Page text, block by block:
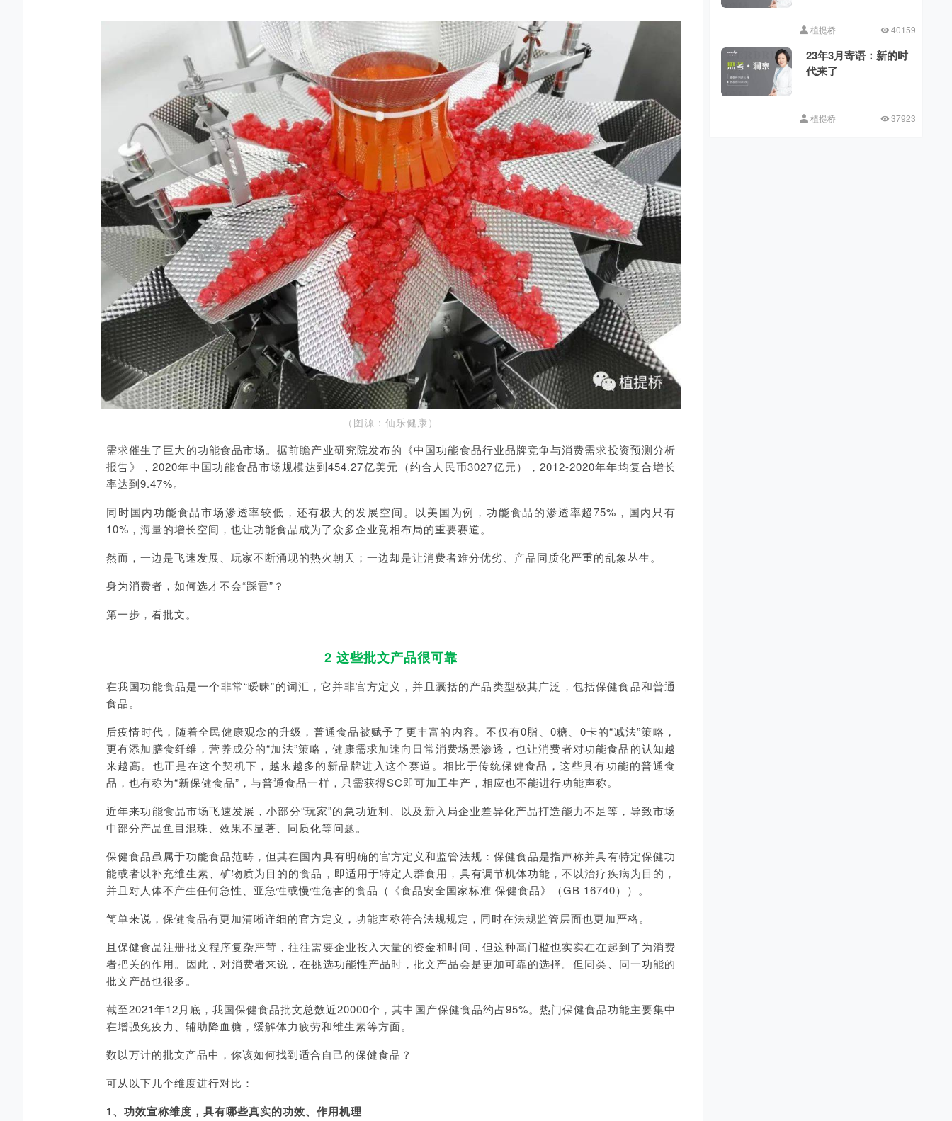
（图源：仙乐健康 ）
需求催生了巨大的功能食品市场。据前瞻产业研究院发布的《中国功能食品行业品牌竞争与消费需求投资预测分析
报告》，2020年中国功能食品市场规模达到454.27亿美元（约合人民币3027亿元），2012-2020年年均复合增长
率达到9.47%。
同时国内功能食品市场渗透率较低，还有极大的发展空间。以美国为例，功能食品的渗透率超75%，国内只有
10%，海量的增长空间，也让功能食品成为了众多企业竞相布局的重要赛道。
然而，一边是飞速发展、玩家不断涌现的热火朝天；一边却是让消费者难分优劣、产品同质化严重的乱象丛生。
身为消费者，如何选才不会“踩雷”？
第一步，看批文。
2 这些批文产品很可靠
在我国功能食品是一个非常“暧昧”的词汇，它并非官方定义，并且囊括的产品类型极其广泛，包括保健食品和普通
食品。
后疫情时代，随着全民健康观念的升级，普通食品被赋予了更丰富的内容。不仅有0脂、0糖、0卡的“减法”策略，
更有添加膳食纤维，营养成分的“加法”策略，健康需求加速向日常消费场景渗透，也让消费者对功能食品的认知越
来越高。也正是在这个契机下，越来越多的新品牌进入这个赛道。相比于传统保健食品，这些具有功能的普通食
品，也有称为“新保健食品”，与普通食品一样，只需获得SC即可加工生产，相应也不能进行功能声称。
近年来功能食品市场飞速发展，小部分“玩家”的急功近利、以及新入局企业差异化产品打造能力不足等，导致市场
中部分产品鱼目混珠、效果不显著、同质化等问题。
保健食品虽属于功能食品范畴，但其在国内具有明确的官方定义和监管法规：保健食品是指声称并具有特定保健功
能或者以补充维生素、矿物质为目的的食品，即适用于特定人群食用，具有调节机体功能，不以治疗疾病为目的，
并且对人体不产生任何急性、亚急性或慢性危害的食品（《食品安全国家标准 保健食品》（GB 16740））。
简单来说，保健食品有更加清晰详细的官方定义，功能声称符合法规规定，同时在法规监管层面也更加严格。
且保健食品注册批文程序复杂严苛，往往需要企业投入大量的资金和时间，但这种高门槛也实实在在起到了为消费
者把关的作用。因此，对消费者来说，在挑选功能性产品时，批文产品会是更加可靠的选择。但同类、同一功能的
批文产品也很多。
截至2021年12月底，我国保健食品批文总数近20000个，其中国产保健食品约占95%。热门保健食品功能主要集中
在增强免疫力、辅助降血糖，缓解体力疲劳和维生素等方面。
数以万计的批文产品中，你该如何找到适合自己的保健食品？
可从以下几个维度进行对比：
1、功效宣称维度，具有哪些真实的功效、作用机理
植提桥 40159
23年3月寄语：新的时
代来了
植提桥 37923